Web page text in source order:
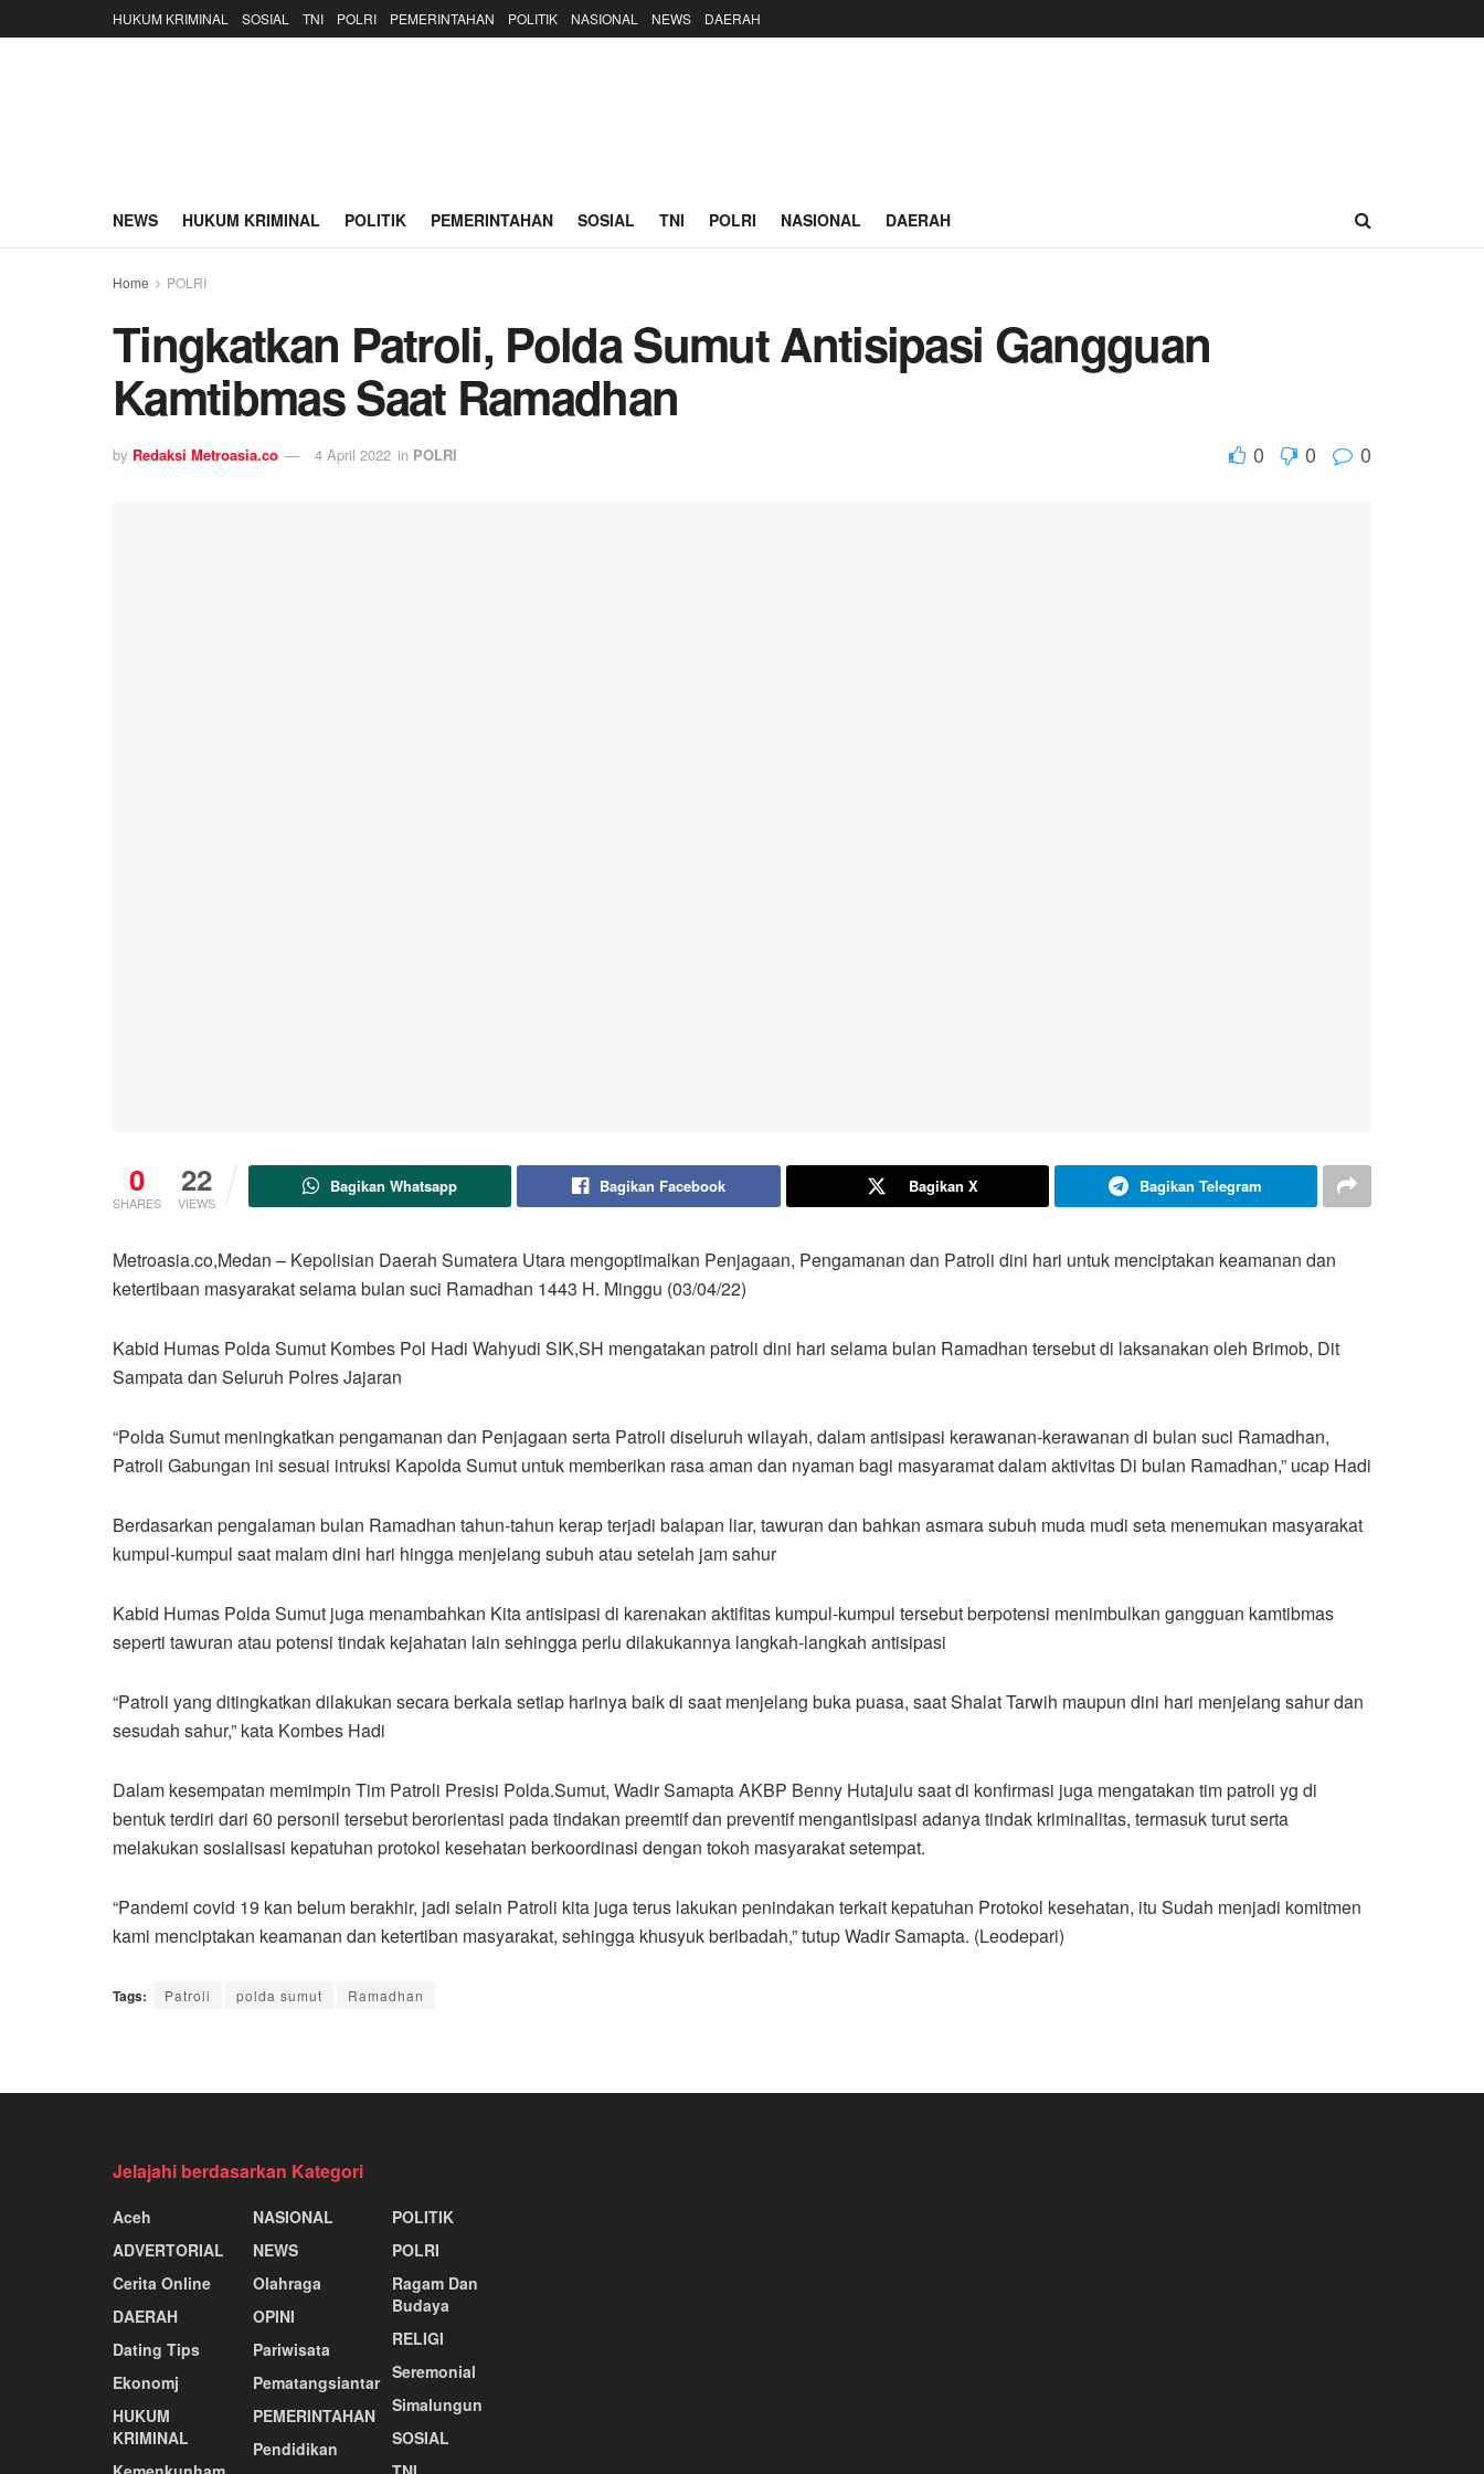
HUKUM KRIMINAL SOSIAL TNI POLRI PEMERINTAHAN POLITIK NASIONAL NEWS DAERAH
NEWS HUKUM KRIMINAL POLITIK PEMERINTAHAN SOSIAL TNI POLRI NASIONAL DAERAH
Home POLRI
Tingkatkan Patroli, Polda Sumut Antisipasi Gangguan
Kamtibmas Saat Ramadhan
by Redaksi Metroasia.co 4 April 2022 in POLRI 0 0 0
0
SHARES
22
VIEWS
Bagikan Whatsapp Bagikan Facebook Bagikan X Bagikan Telegram
Metroasia.co,Medan – Kepolisian Daerah Sumatera Utara mengoptimalkan Penjagaan, Pengamanan dan Patroli dini hari untuk menciptakan keamanan dan
ketertibaan masyarakat selama bulan suci Ramadhan 1443 H. Minggu (03/04/22)
Kabid Humas Polda Sumut Kombes Pol Hadi Wahyudi SIK,SH mengatakan patroli dini hari selama bulan Ramadhan tersebut di laksanakan oleh Brimob, Dit
Sampata dan Seluruh Polres Jajaran
“Polda Sumut meningkatkan pengamanan dan Penjagaan serta Patroli diseluruh wilayah, dalam antisipasi kerawanan-kerawanan di bulan suci Ramadhan,
Patroli Gabungan ini sesuai intruksi Kapolda Sumut untuk memberikan rasa aman dan nyaman bagi masyaramat dalam aktivitas Di bulan Ramadhan,” ucap Hadi
Berdasarkan pengalaman bulan Ramadhan tahun-tahun kerap terjadi balapan liar, tawuran dan bahkan asmara subuh muda mudi seta menemukan masyarakat
kumpul-kumpul saat malam dini hari hingga menjelang subuh atau setelah jam sahur
Kabid Humas Polda Sumut juga menambahkan Kita antisipasi di karenakan aktifitas kumpul-kumpul tersebut berpotensi menimbulkan gangguan kamtibmas
seperti tawuran atau potensi tindak kejahatan lain sehingga perlu dilakukannya langkah-langkah antisipasi
“Patroli yang ditingkatkan dilakukan secara berkala setiap harinya baik di saat menjelang buka puasa, saat Shalat Tarwih maupun dini hari menjelang sahur dan
sesudah sahur,” kata Kombes Hadi
Dalam kesempatan memimpin Tim Patroli Presisi Polda.Sumut, Wadir Samapta AKBP Benny Hutajulu saat di konfirmasi juga mengatakan tim patroli yg di
bentuk terdiri dari 60 personil tersebut berorientasi pada tindakan preemtif dan preventif mengantisipasi adanya tindak kriminalitas, termasuk turut serta
melakukan sosialisasi kepatuhan protokol kesehatan berkoordinasi dengan tokoh masyarakat setempat.
“Pandemi covid 19 kan belum berakhir, jadi selain Patroli kita juga terus lakukan penindakan terkait kepatuhan Protokol kesehatan, itu Sudah menjadi komitmen
kami menciptakan keamanan dan ketertiban masyarakat, sehingga khusyuk beribadah,” tutup Wadir Samapta. (Leodepari)
Tags: Patroli polda sumut Ramadhan
Jelajahi berdasarkan Kategori
Aceh
ADVERTORIAL
Cerita Online
DAERAH
Dating Tips
Ekonomj
HUKUM
KRIMINAL
NASIONAL
NEWS
Olahraga
OPINI
Pariwisata
Pematangsiantar
PEMERINTAHAN
Pendidikan
POLITIK
POLRI
Ragam Dan
Budaya
RELIGI
Seremonial
Simalungun
SOSIAL